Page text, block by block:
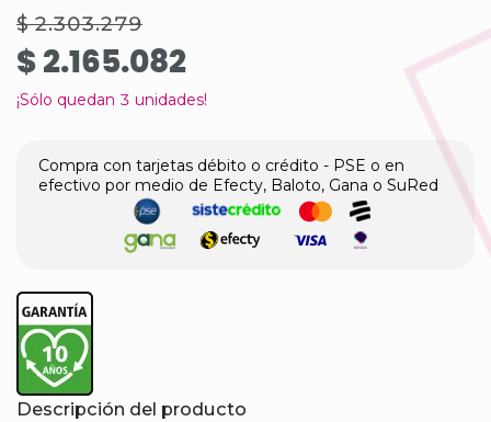
¡Sólo quedan 3 unidades!
$ 2.303.279
$ 2.165.082
Compra con tarjetas débito o crédito - PSE o en
efectivo por medio de Efecty, Baloto, Gana o SuRed
Descripción del producto